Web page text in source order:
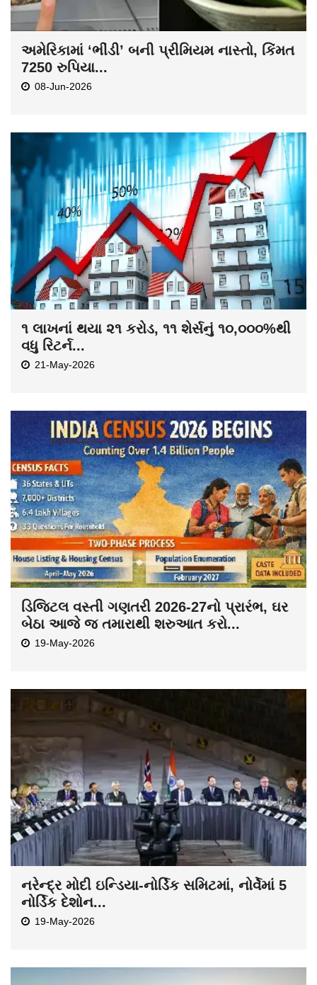
અમેરિકામાં ‘ભીંડી’ બની પ્રીમિયમ નાસ્તો, કિંમત
7250 રુપિયા...
08-Jun-2026
૧ લાખનાં થયા ૨૧ કરોડ, ૧૧ શેર્સનું ૧૦,૦૦૦%થી
વધુ રિટર્ન...
21-May-2026
ડિજિટલ વસ્તી ગણતરી 2026-27નો પ્રારંભ, ઘર
બેઠા આજે જ તમારાથી શરુઆત કરો...
19-May-2026
નરેન્દ્ર મોદી ઇન્ડિયા-નોર્ડિક સમિટમાં, નોર્વેમાં 5
નોર્ડિક દેશોન...
19-May-2026